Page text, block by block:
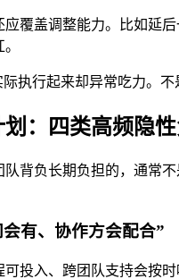
覆盖调整能力。比如延
执行起来却异常吃力。
：四类高频隐
背负长期负担的，通常
有、协作方会配合”
投入、跨团队支持会按